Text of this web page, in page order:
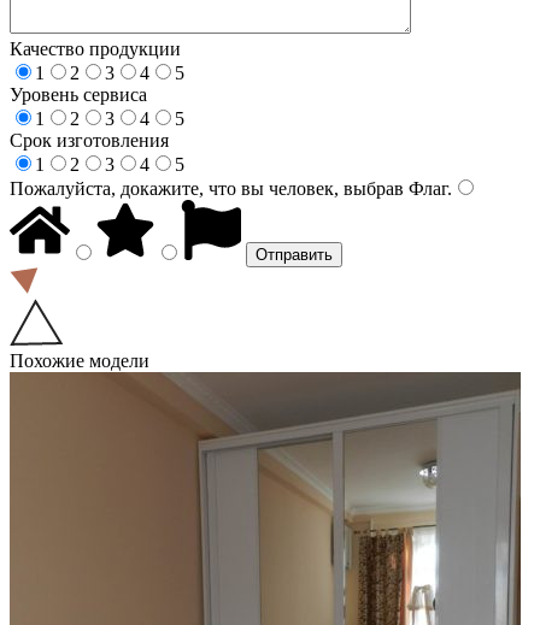
Качество продукции
1
2 3 4
5
Уровень сервиса
1
2 3 4
5
Срок изготовления
1
2 3 4
5
Пожалуйста, докажите, что вы человек, выбрав Флаг.
Похожие модели